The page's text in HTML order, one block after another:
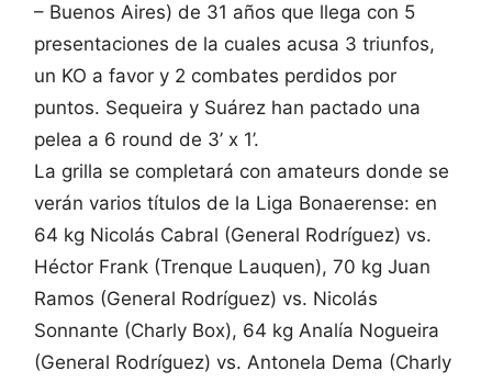
– Buenos Aires) de 31 años que llega con 5
presentaciones de la cuales acusa 3 triunfos,
un KO a favor y 2 combates perdidos por
puntos. Sequeira y Suárez han pactado una
pelea a 6 round de 3’ x 1’.
La grilla se completará con amateurs donde se
verán varios títulos de la Liga Bonaerense: en
64 kg Nicolás Cabral (General Rodríguez) vs.
Héctor Frank (Trenque Lauquen), 70 kg Juan
Ramos (General Rodríguez) vs. Nicolás
Sonnante (Charly Box), 64 kg Analía Nogueira
(General Rodríguez) vs. Antonela Dema (Charly